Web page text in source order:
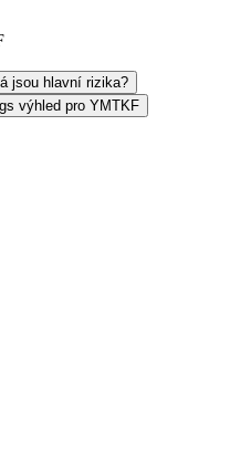
jsou hlavní rizika?
výhled pro YMTKF